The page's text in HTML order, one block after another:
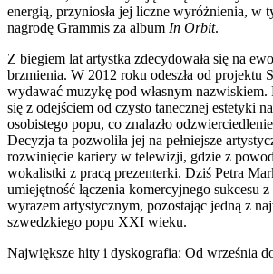
energią, przyniosła jej liczne wyróżnienia, w
nagrodę Grammis za album In Orbit.
Z biegiem lat artystka zdecydowała się na
brzmienia. W 2012 roku odeszła od projektu
wydawać muzykę pod własnym nazwiskiem.
się z odejściem od czysto tanecznej estetyki
osobistego popu, co znalazło
Decyzja ta pozwoliła jej na pełniejsze
rozwinięcie kariery w telewizji, gdzie z
wokalistki z pracą prezenterki. Dziś Petra
umiejętność łączenia komercyjnego sukcesu
wyrazem artystycznym, pozostając jedną z
szwedzkiego popu XXI wieku.
Największe hity i dyskografia: Od września